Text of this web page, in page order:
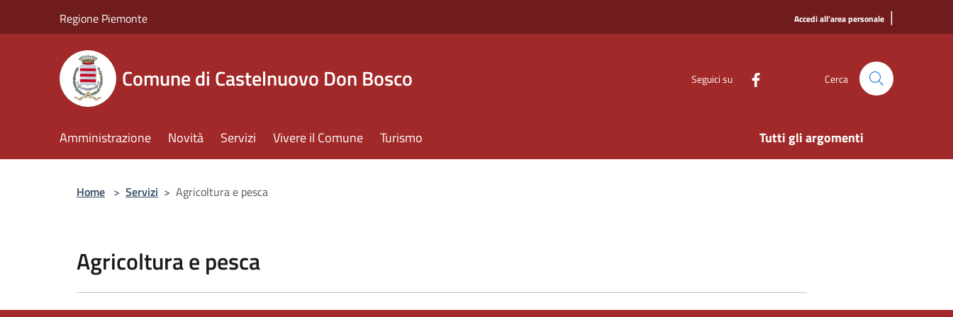
Regione Piemonte Accedi all'area personale |
Comune di Castelnuovo Don Bosco Seguici su Cerca
Amministrazione Novità Servizi Vivere il Comune Turismo Tutti gli argomenti
Home > Servizi > Agricoltura e pesca
Agricoltura e pesca